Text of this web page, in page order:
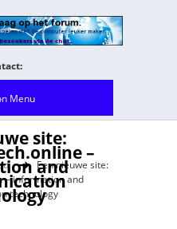
Menu
Een nieuwe site:
– information and
technology
site:
–
and